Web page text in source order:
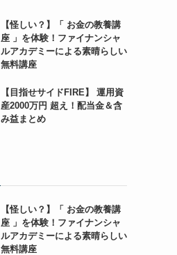
【怪しい？】「 お金の教養講
座 」を体験！ファイナンシャ
ルアカデミーによる素晴らしい
無料講座
【目指せサイドFIRE】 運用資
産2000万円 超え！配当金＆含
み益まとめ
【怪しい？】「 お金の教養講
座 」を体験！ファイナンシャ
ルアカデミーによる素晴らしい
無料講座